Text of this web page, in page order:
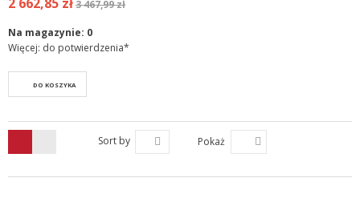
2 662,85 zł3 467,99 zł
Na magazynie: 0
Więcej: do potwierdzenia*
DO KOSZYKA
Sort by Pokaż